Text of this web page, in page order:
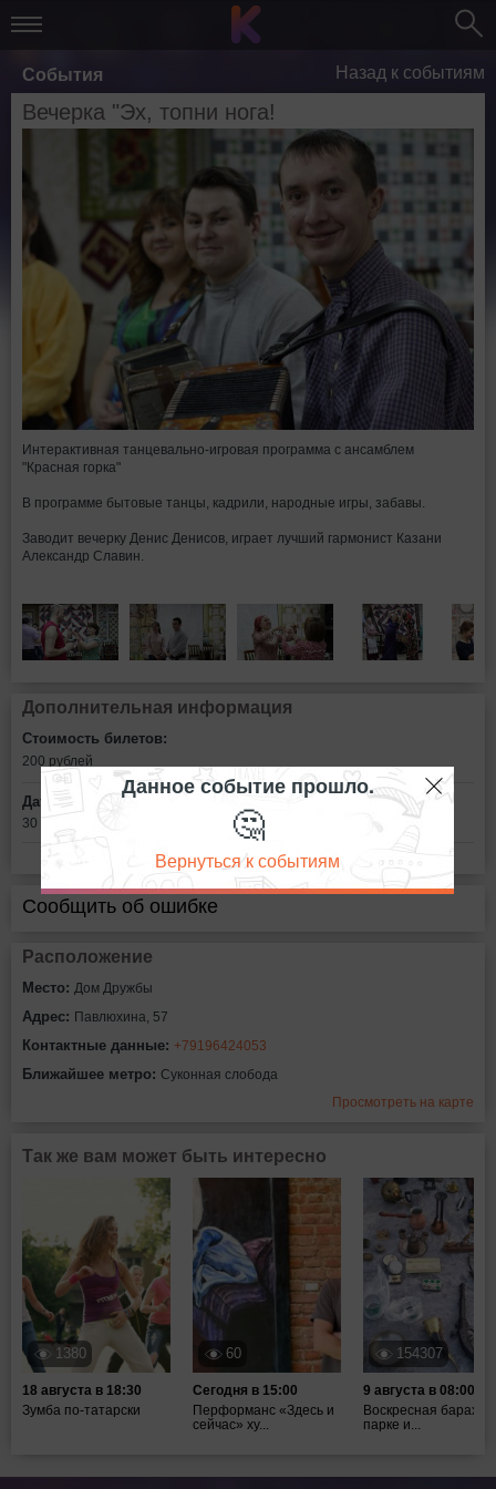
События Назад к событиям
Вечерка "Эх, топни нога!
Интерактивная танцевально-игровая программа с ансамблем
"Красная горка"
В программе бытовые танцы, кадрили, народные игры, забавы.
Заводит вечерку Денис Денисов, играет лучший гармонист Казани
Александр Славин.
Дополнительная информация
Стоимость билетов:
200 рублей
Дата:
30 октября в 18:00
Сообщить об ошибке
Расположение
Место: Дом Дружбы
Адрес: Павлюхина, 57
Контактные данные: +79196424053
Ближайшее метро: Суконная слобода
Просмотреть на карте
Так же вам может быть интересно
1380
18 августа в 18:30
Зумба по-татарски
60
Сегодня в 15:00
Перформанс «Здесь и
сейчас» ху...
154307
9 августа в 08:00
Воскресная
парке и...
Данное событие прошло.
🤔
Вернуться к событиям